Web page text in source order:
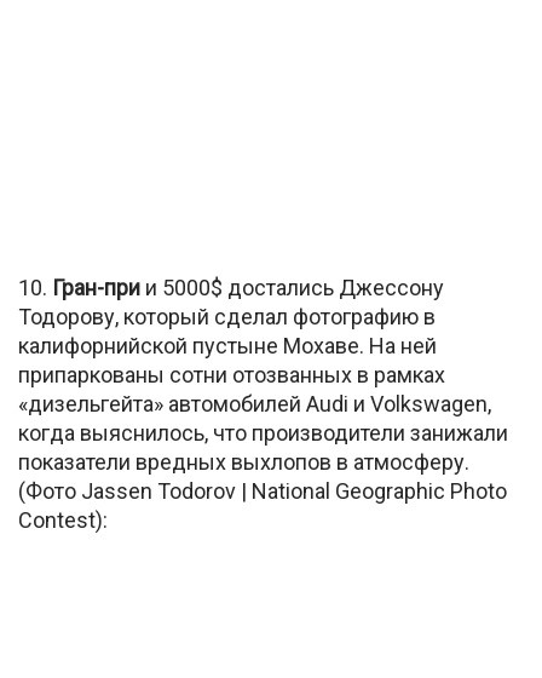
10. Гран-при и 5000$ достались Джессону
Тодорову, который сделал фотографию в
калифорнийской пустыне Мохаве. На ней
припаркованы сотни отозванных в рамках
«дизельгейта» автомобилей Audi и Volkswagen,
когда выяснилось, что производители занижали
показатели вредных выхлопов в атмосферу.
(Фото Jassen Todorov | National Geographic Photo
Contest):